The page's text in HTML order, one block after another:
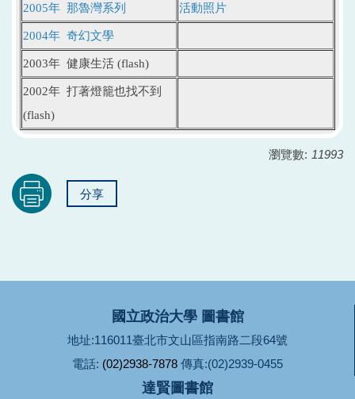
2005年 那魯灣系列 活動照片
2004年 奇幻文學
2003年 健康生活 (flash)
2002年 打著燈籠也找不到
(flash)
瀏覽數: 11993
分享
國立政治大學 圖書館
地址:116011臺北市文山區指南路二段64號
電話: (02)2938-7878 傳真:(02)2939-0455
達賢圖書館